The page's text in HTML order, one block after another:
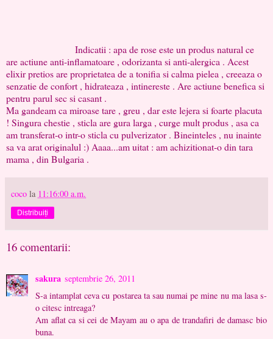
Indicatii : apa de rose este un produs natural ce
are actiune anti-inflamatoare , odorizanta si anti-alergica . Acest
elixir pretios are proprietatea de a tonifia si calma pielea , creeaza o
senzatie de confort , hidrateaza , intinereste . Are actiune benefica si
pentru parul sec si casant .
Ma gandeam ca miroase tare , greu , dar este lejera si foarte placuta
! Singura chestie , sticla are gura larga , curge mult produs , asa ca
am transferat-o intr-o sticla cu pulverizator . Bineinteles , nu inainte
sa va arat originalul :) Aaaa...am uitat : am achizitionat-o din tara
mama , din Bulgaria .
coco la 11:16:00 a.m.
Distribuiți
16 comentarii:
sakura septembrie 26, 2011
S-a intamplat ceva cu postarea ta sau numai pe mine nu ma lasa s-
o citesc intreaga?
Am aflat ca si cei de Mayam au o apa de trandafiri de damasc bio
buna.